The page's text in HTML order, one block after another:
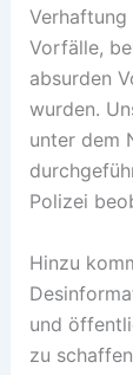
Vorfälle,
absurden
wurden.
unter dem
Polizei
Hinzu
und
zu